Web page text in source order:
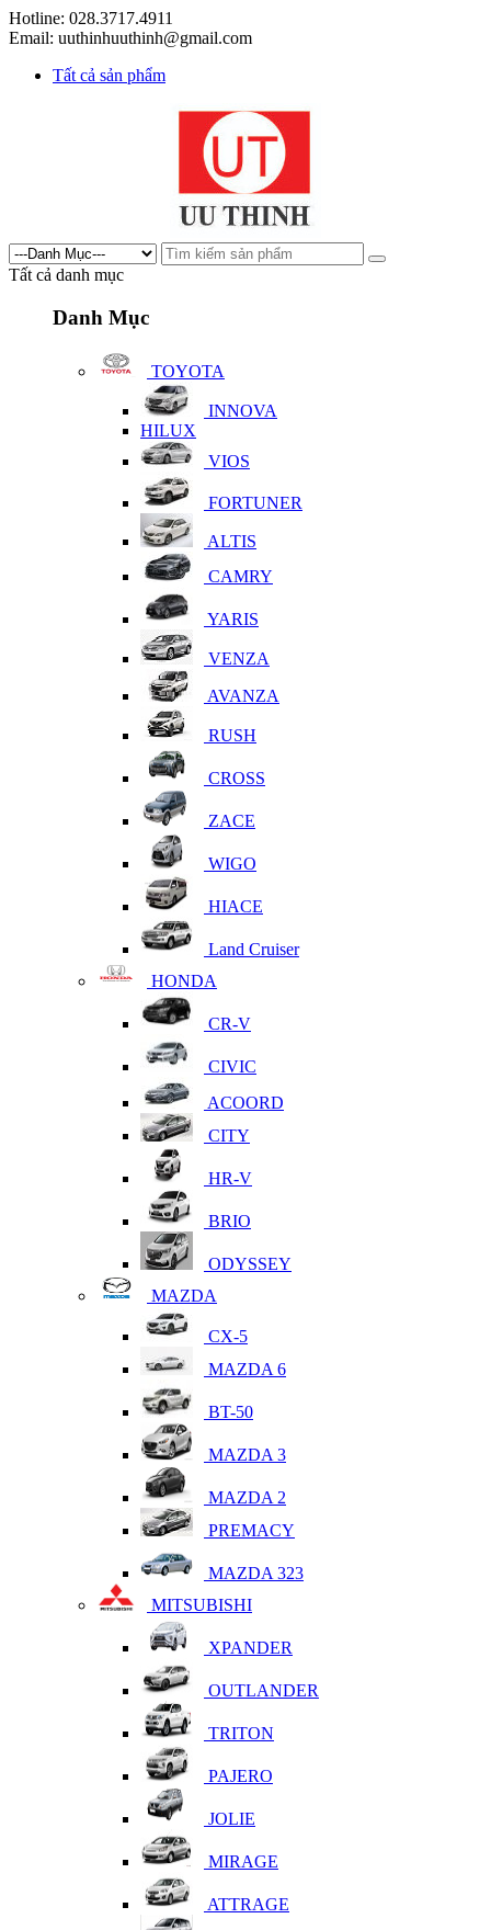
Hotline: 028.3717.4911
Email: uuthinhuuthinh@gmail.com
Tất cả sản phẩm
Tất cả danh mục
Danh Mục
TOYOTA
INNOVA
HILUX
VIOS
FORTUNER
ALTIS
CAMRY
YARIS
VENZA
AVANZA
RUSH
CROSS
ZACE
WIGO
HIACE
Land Cruiser
HONDA
CR-V
CIVIC
ACOORD
CITY
HR-V
BRIO
ODYSSEY
MAZDA
CX-5
MAZDA 6
BT-50
MAZDA 3
MAZDA 2
PREMACY
MAZDA 323
MITSUBISHI
XPANDER
OUTLANDER
TRITON
PAJERO
JOLIE
MIRAGE
ATTRAGE